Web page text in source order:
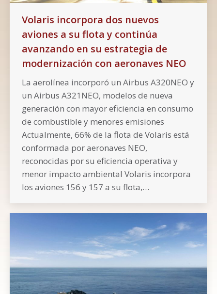
Volaris incorpora dos nuevos
aviones a su flota y continúa
avanzando en su estrategia de
modernización con aeronaves NEO
La aerolínea incorporó un Airbus A320NEO y
un Airbus A321NEO, modelos de nueva
generación con mayor eficiencia en consumo
de combustible y menores emisiones
Actualmente, 66% de la flota de Volaris está
conformada por aeronaves NEO,
reconocidas por su eficiencia operativa y
menor impacto ambiental Volaris incorpora
los aviones 156 y 157 a su flota,…